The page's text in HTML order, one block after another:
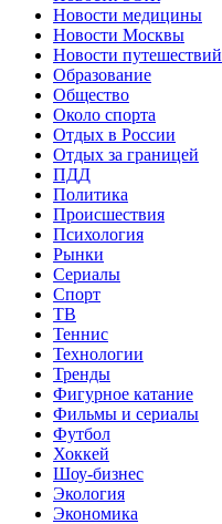
Новости медицины
Новости Москвы
Новости путешествий
Образование
Общество
Около спорта
Отдых в России
Отдых за границей
ПДД
Политика
Происшествия
Психология
Рынки
Сериалы
Спорт
ТВ
Теннис
Технологии
Тренды
Фигурное катание
Фильмы и сериалы
Футбол
Хоккей
Шоу-бизнес
Экология
Экономика